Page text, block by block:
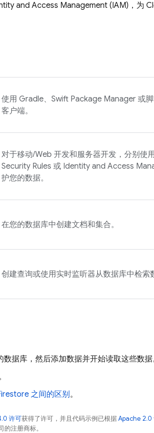
and Access Management (IAM)，为
使用 Gradle、Swift Package Manager 或
客户端。
对于移动/Web 开发和服务器开发，分别使
Security Rules 或 Identity and Access
护您的数据。
在您的数据库中创建文档和集合。
创建查询或使用实时监听器从数据库中检索
数据库，然后添加数据并开始读取这些数据
之间的区别。
许可获得了许可，并且代码示例已根据Apache 2.0
注册商标。